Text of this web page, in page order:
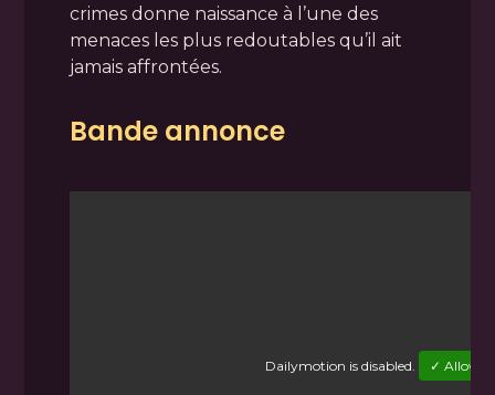
crimes donne naissance à l’une des
menaces les plus redoutables qu’il ait
jamais affrontées.
Bande annonce
Dailymotion is disabled. ✓ Allow